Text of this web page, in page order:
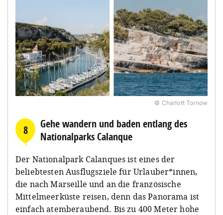
© Charlott Tornow
8
Gehe wandern und baden entlang des
Nationalparks Calanque
Der Nationalpark Calanques ist eines der
beliebtesten Ausflugsziele für Urlauber*innen,
die nach Marseille und an die französische
Mittelmeerküste reisen, denn das Panorama ist
einfach atemberaubend. Bis zu 400 Meter hohe